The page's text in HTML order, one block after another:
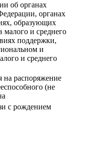
об органах
органах
образующих
малого и среднего
поддержки,
и
и среднего
на распоряжение
(не
с рождением